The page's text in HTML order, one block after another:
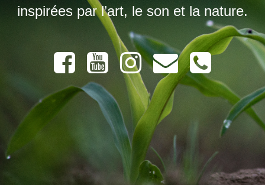
inspirées par l’art, le son et la nature.